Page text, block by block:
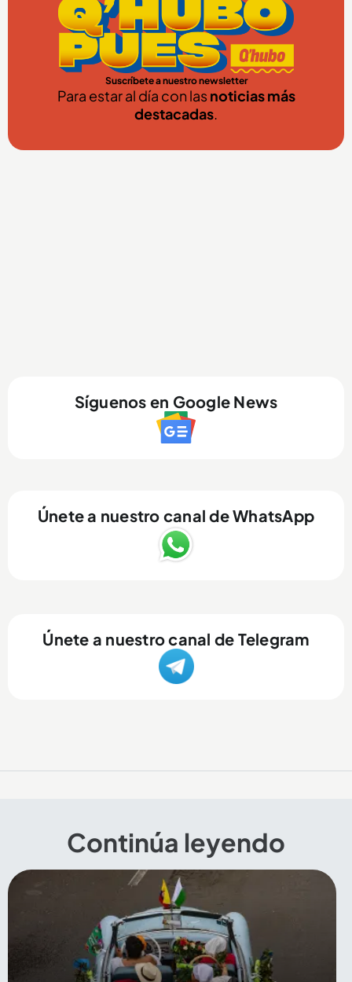
Suscríbete a nuestro newsletter
Para estar al día con lasnoticias más
destacadas.
Síguenos en Google News
Únete a nuestro canal de WhatsApp
Únete a nuestro canal de Telegram
Continúa leyendo